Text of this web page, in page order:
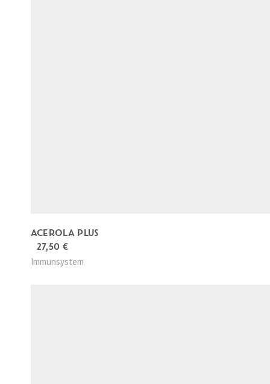
ACEROLA PLUS
27,50 €
Immunsystem